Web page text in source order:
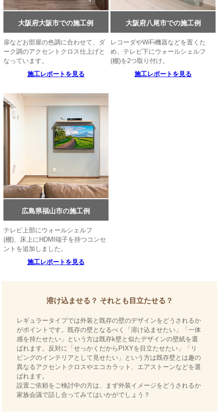
大阪府大阪市での施工例
扉などお部屋の色調に合わせて、ダ
ーク調のアクセントクロス仕上げと
なっています。
施工レポートを見る
大阪府八尾市での施工例
レコーダやWiFi機器などを置くた
め、テレビ下にウォールシェルフ
(棚)を2つ取り付け。
施工レポートを見る
広島県福山市の施工例
テレビ上部にウォールシェルフ
(棚)、床上にHDMI端子を持つコンセ
ントを追加しました。
施工レポートを見る
溶け込ませる？ それとも目立たせる？
レギュラータイプでは外装と既存の壁のデザインをどうされるか
がポイントです。既存の壁となるべく「溶け込ませたい」「一体
感を持たせたい」という方は既存k壁と似たデザインの壁紙を選
ばれます。反対に「せっかくだからPIXYを目立たせたい」「リ
ビングのインテリアとして見せたい」という方は既存壁とは趣の
異なるアクセントクロスやエコカラット、エアストーンなどを選
ばれます。
設置ご依頼をご検討中の方は、まず外装イメージをどうされるか
家族会議で話し合ってみてはいかがでしょう？